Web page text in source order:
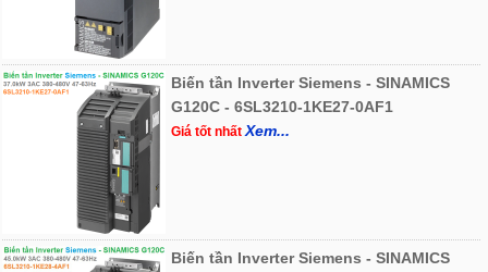
Biến tần Inverter Siemens - SINAMICS
G120C - 6SL3210-1KE27-0AF1
Giá tốt nhấtXem...
Biến tần Inverter Siemens - SINAMICS